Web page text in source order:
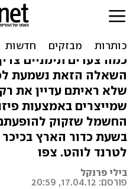
ריקוד
הקצב לאנרגיה
כמה צעדים תימניים
השאלה הזאת נשמעת
שלא ראיתם עדיין את
שמייצרים באמצעות
החשמל שזקוק
בשעת כדור הארץ בכיכר
לטרנד לוהט. צפו
בילי פרנקל
פורסם: 17.04.12, 20:59